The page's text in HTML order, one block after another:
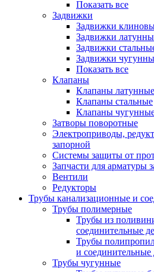
Показать все
Задвижки
Задвижки
Задвижки
Задвижки
Задвижки
Показать все
Клапаны
Клапаны латунные
Клапаны стальные
Клапаны
Затворы поворотные
Электроприводы,
запорной
Системы защиты от
Запчасти для арматуры
Вентили
Редукторы
Трубы канализационные и
Трубы полимерные
Трубы из
соединительные
Трубы
и соединительные
Трубы чугунные